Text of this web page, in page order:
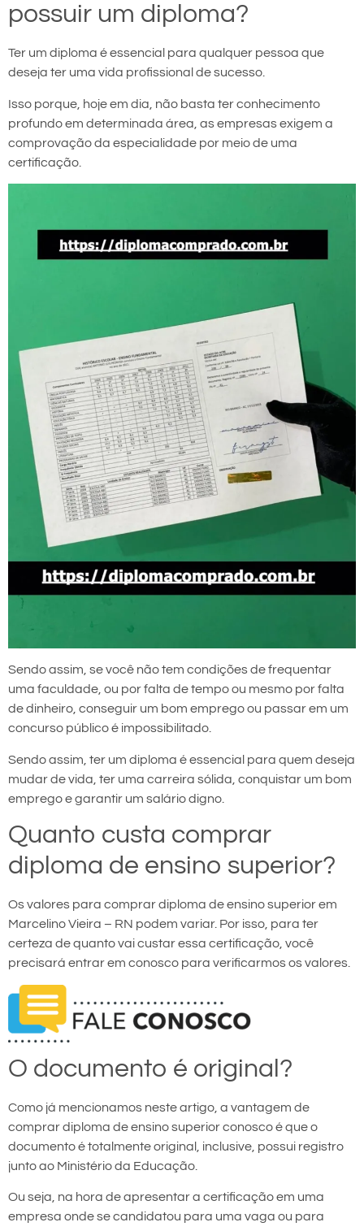
possuir um diploma?
Ter um diploma é essencial para qualquer pessoa que
deseja ter uma vida profissional de sucesso.
Isso porque, hoje em dia, não basta ter conhecimento
profundo em determinada área, as empresas exigem a
comprovação da especialidade por meio de uma
certificação.
Sendo assim, se você não tem condições de frequentar
uma faculdade, ou por falta de tempo ou mesmo por falta
de dinheiro, conseguir um bom emprego ou passar em um
concurso público é impossibilitado.
Sendo assim, ter um diploma é essencial para quem deseja
mudar de vida, ter uma carreira sólida, conquistar um bom
emprego e garantir um salário digno.
Quanto custa comprar
diploma de ensino superior?
Os valores para comprar diploma de ensino superior em
Marcelino Vieira – RN podem variar. Por isso, para ter
certeza de quanto vai custar essa certificação, você
precisará entrar em conosco para verificarmos os valores.
O documento é original?
Como já mencionamos neste artigo, a vantagem de
comprar diploma de ensino superior conosco é que o
documento é totalmente original, inclusive, possui registro
junto ao Ministério da Educação.
Ou seja, na hora de apresentar a certificação em uma
empresa onde se candidatou para uma vaga ou para